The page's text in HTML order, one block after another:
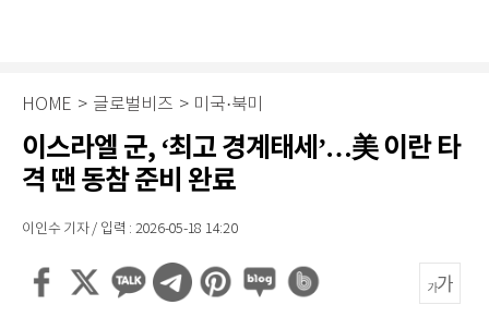
HOME > 글로벌비즈 > 미국·북미
이스라엘 군, ‘최고 경계태세’…美 이란 타
격 땐 동참 준비 완료
이인수 기자 / 입력 : 2026-05-18 14:20